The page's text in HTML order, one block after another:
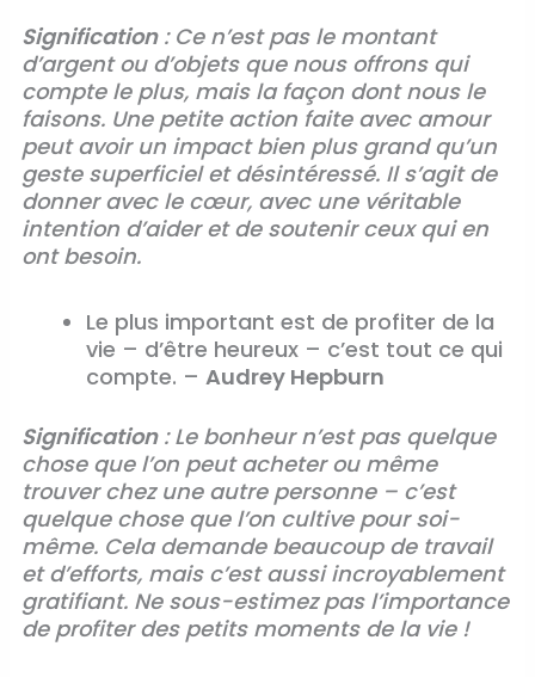
Signification: Ce n’est pas le montant
d’argent ou d’objets que nous offrons qui
compte le plus, mais la façon dont nous le
faisons. Une petite action faite avec amour
peut avoir un impact bien plus grand qu’un
geste superficiel et désintéressé. Il s’agit de
donner avec le cœur, avec une véritable
intention d’aider et de soutenir ceux qui en
ont besoin.
Le plus important est de profiter de la
vie – d’être heureux – c’est tout ce qui
compte. – Audrey Hepburn
Signification: Le bonheur n’est pas quelque
chose que l’on peut acheter ou même
trouver chez une autre personne – c’est
quelque chose que l’on cultive pour soi-
même. Cela demande beaucoup de travail
et d’efforts, mais c’est aussi incroyablement
gratifiant. Ne sous-estimez pas l’importance
de profiter des petits moments de la vie !